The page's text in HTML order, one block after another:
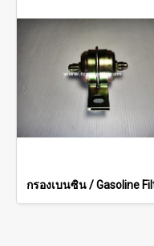
กรองเบนซิน / Gasoline